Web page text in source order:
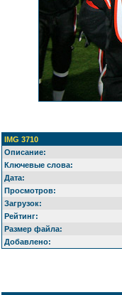
IMG 3710
Описание:
Ключевые слова:
Дата:
Просмотров:
Загрузок:
Рейтинг:
Размер файла:
Добавлено: